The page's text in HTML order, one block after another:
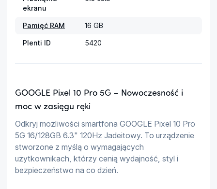
ekranu
Pamięć RAM 16 GB
Plenti ID 5420
GOOGLE Pixel 10 Pro 5G – Nowoczesność i
moc w zasięgu ręki
Odkryj możliwości smartfona GOOGLE Pixel 10 Pro
5G 16/128GB 6.3" 120Hz Jadeitowy. To urządzenie
stworzone z myślą o wymagających
użytkownikach, którzy cenią wydajność, styl i
bezpieczeństwo na co dzień.